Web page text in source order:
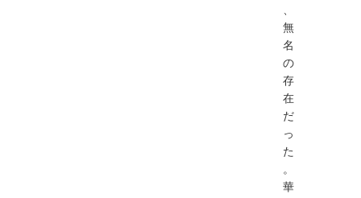
無
名
の
存
在
だ
っ
た
。
華